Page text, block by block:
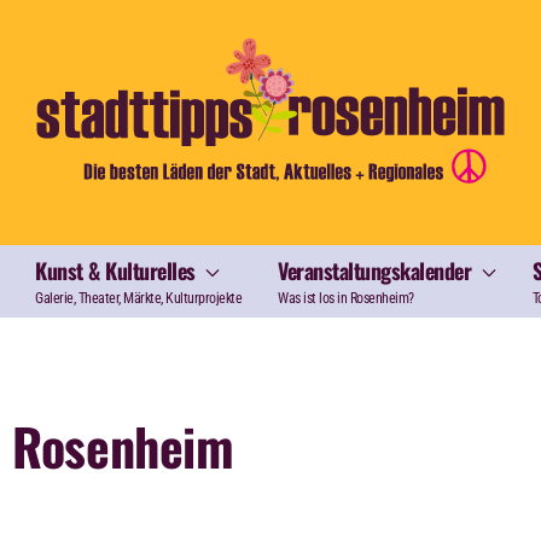
Kunst & Kulturelles
Galerie, Theater, Märkte, Kulturprojekte
Veranstaltungskalender
Was ist los in Rosenheim?